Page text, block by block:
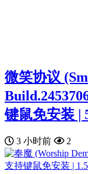
微笑协议
键鼠免安装 |
3 小时前 2